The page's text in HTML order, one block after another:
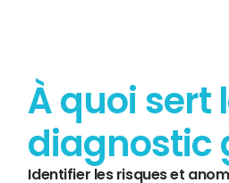
À quoi sert
diagnostic
Identifier les risques et